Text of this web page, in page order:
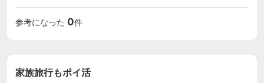
参考になった 0件
家族旅行もポイ活